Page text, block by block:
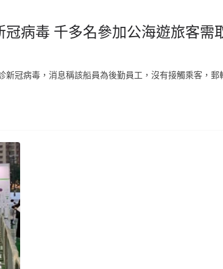
病毒 千多名參加公海遊旅客需
冠病毒，消息稱該船員為後勤員工，沒有接觸乘客，郵